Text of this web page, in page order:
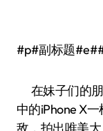
#p#副标题
在妹子们的朋
中的iPhone X